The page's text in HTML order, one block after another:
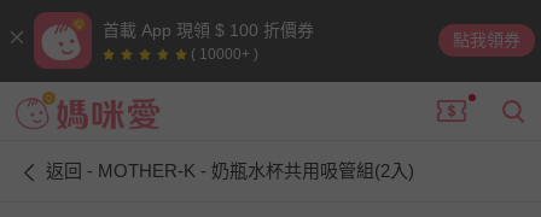
首載 App 現領 $ 100 折價券
( 10000+ )
點我領券
返回 - MOTHER-K - 奶瓶水杯共用吸管組(2入)